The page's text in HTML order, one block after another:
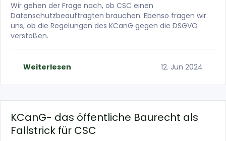
Wir gehen der Frage nach, ob CSC einen
Datenschutzbeauftragten brauchen. Ebenso fragen wir
uns, ob die Regelungen des KCanG gegen die DSGVO
verstoßen.
Weiterlesen 12. Jun 2024
KCanG- das öffentliche Baurecht als
Fallstrick für CSC